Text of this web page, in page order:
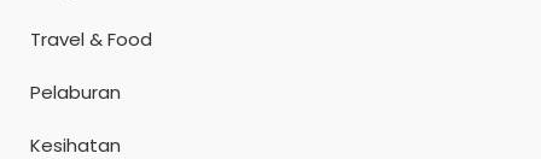
Travel & Food
Pelaburan
Kesihatan